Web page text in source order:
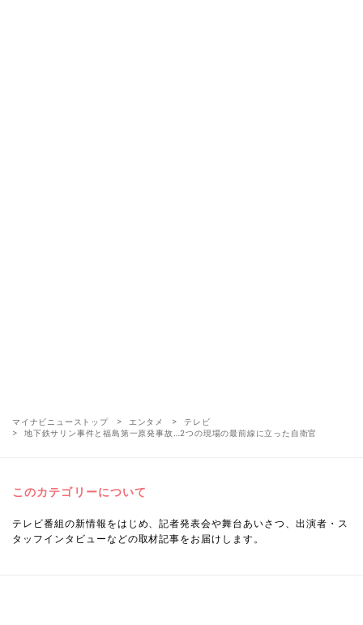
マイナビニューストップ エンタメ
テレビ
地下鉄サリン事件と福島第一原発事故…2つの現場の最前線に立った自衛官
このカテゴリーについて
テレビ番組の新情報をはじめ、記者発表会や舞台あいさつ、出演者・ス
タッフインタビューなどの取材記事をお届けします。